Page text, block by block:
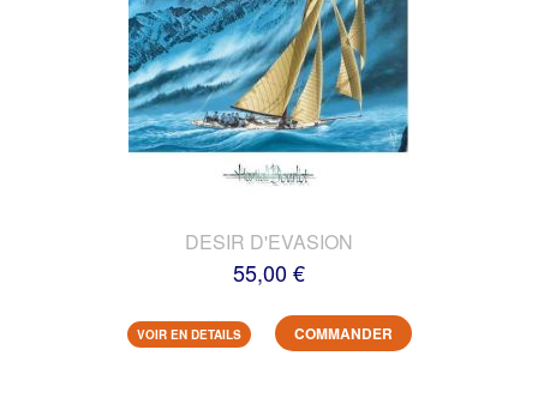
DESIR D'EVASION
55,00 €
VOIR EN DETAILS COMMANDER